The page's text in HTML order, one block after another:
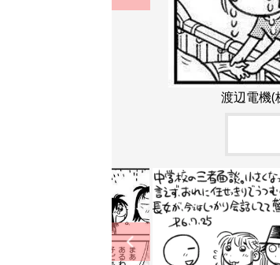
渡辺電機(